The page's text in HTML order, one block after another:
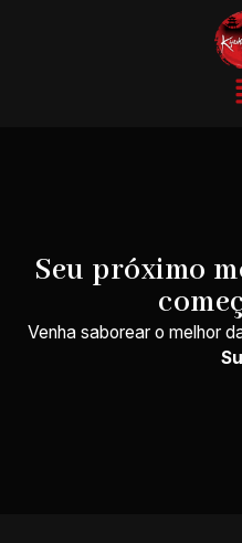
Seu próximo
Venha saborear o melhor